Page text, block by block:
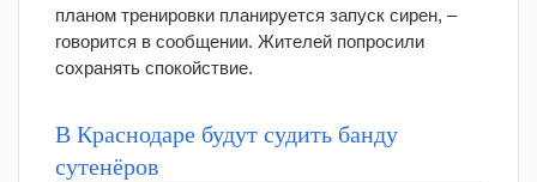
планом тренировки планируется запуск сирен, –
говорится в сообщении. Жителей попросили
сохранять спокойствие.
В Краснодаре будут судить банду
сутенёров